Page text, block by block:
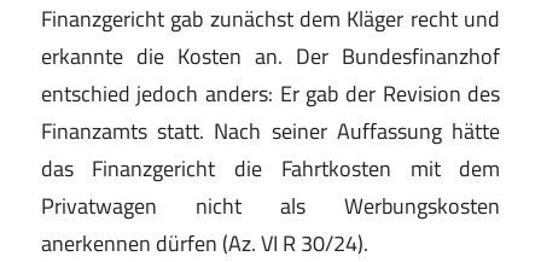
Finanzgericht gab zunächst dem Kläger recht und
erkannte die Kosten an. Der Bundesfinanzhof
entschied jedoch anders: Er gab der Revision des
Finanzamts statt. Nach seiner Auffassung hätte
das Finanzgericht die Fahrtkosten mit dem
Privatwagen nicht als Werbungskosten
anerkennen dürfen (Az. VI R 30/24).